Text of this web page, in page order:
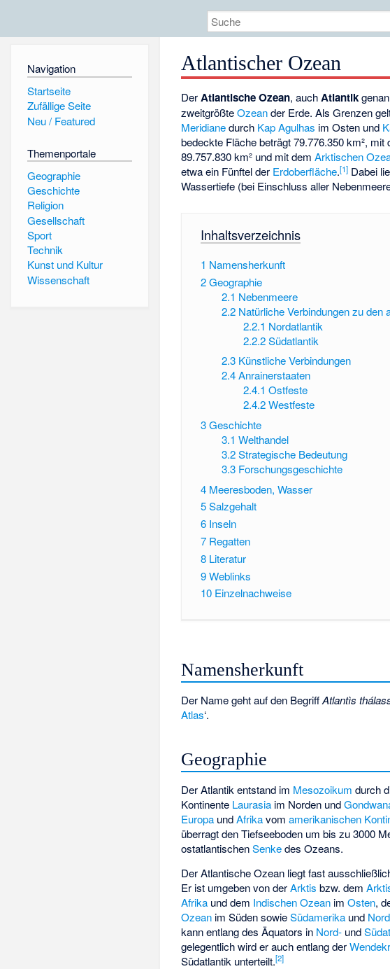
Navigation
Startseite
Zufällige Seite
Neu / Featured
Themenportale
Geographie
Geschichte
Religion
Gesellschaft
Sport
Technik
Kunst und Kultur
Wissenschaft
Atlantischer Ozean
DerAtlantische Ozean, auchAtlantik
zweitgrößteOzeander Erde. Als Grenzen
Meridianedurch Kap Agulhas im Osten und
bedeckte Fläche beträgt 79.776.350 km², mit
89.757.830 km² und mit demArktischen
etwa ein Fünftel der Erdoberfläche.[1] Dabei
Wassertiefe (bei Einschluss aller
Inhaltsverzeichnis
1 Namensherkunft
2Geographie
2.1 Nebenmeere
2.2 Natürliche Verbindungen zu den
2.2.1 Nordatlantik
2.2.2 Südatlantik
2.3 Künstliche Verbindungen
2.4 Anrainerstaaten
2.4.1 Ostfeste
2.4.2 Westfeste
3Geschichte
3.1 Welthandel
3.2 Strategische Bedeutung
3.3 Forschungsgeschichte
4 Meeresboden, Wasser
5Salzgehalt
6 Inseln
7 Regatten
8 Literatur
9Weblinks
10 Einzelnachweise
Namensherkunft
Der Name geht auf den BegriffAtlantìs
Atlas‘.
Geographie
Der Atlantik entstand im Mesozoikum durch
Kontinente Laurasia im Norden und
Europa undAfrikavomamerikanischen
überragt den Tiefseeboden um bis zu 3000
ostatlantischenSenkedes Ozeans.
Der Atlantische Ozean liegt fast
Er ist umgeben von derArktis bzw. dem
Afrika und dem Indischen Ozean imOsten,
Ozean im Süden sowieSüdamerika und
kann entlang des Äquators in Nord- und
gelegentlich wird er auch entlang der
Südatlantik unterteilt.[2]